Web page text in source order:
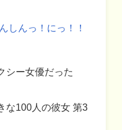
しんっ！にっ！！
シー女優だった
な100人の彼女 第3